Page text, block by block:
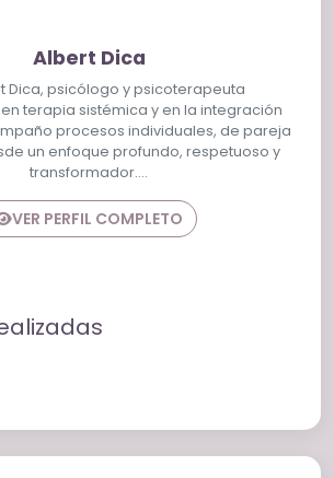
Albert Dica
Dica, psicólogo y psicoterapeuta
terapia sistémica y en la integración
procesos individuales, de pareja
un enfoque profundo, respetuoso y
transformador.…
VER PERFIL COMPLETO